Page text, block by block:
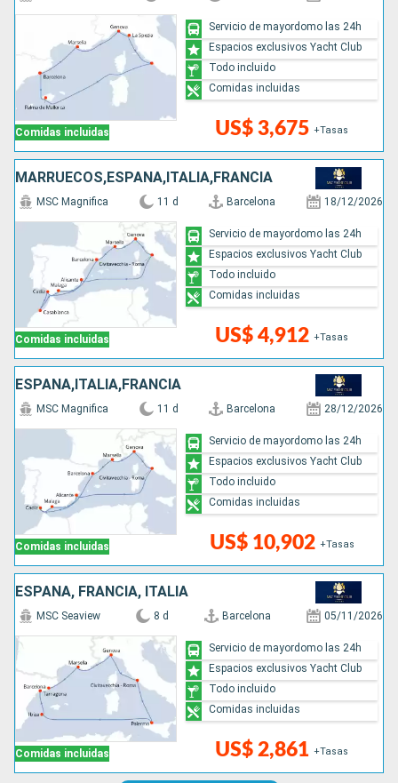
Comidas incluidas US$ 3,675 +Tasas
Servicio de mayordomo las 24h
Espacios exclusivos Yacht Club
Todo incluido
Comidas incluidas
MARRUECOS,ESPAÑA,ITALIA,FRANCIA
Comidas incluidas
MSC Magnifica 11 d Barcelona 18/12/2026
US$ 4,912 +Tasas
Servicio de mayordomo las 24h
Espacios exclusivos Yacht Club
Todo incluido
Comidas incluidas
ESPAÑA,ITALIA,FRANCIA
Comidas incluidas
MSC Magnifica 11 d Barcelona 28/12/2026
US$ 10,902 +Tasas
Servicio de mayordomo las 24h
Espacios exclusivos Yacht Club
Todo incluido
Comidas incluidas
ESPAÑA, FRANCIA, ITALIA
Comidas incluidas
MSC Seaview 8 d Barcelona 05/11/2026
US$ 2,861 +Tasas
Servicio de mayordomo las 24h
Espacios exclusivos Yacht Club
Todo incluido
Comidas incluidas